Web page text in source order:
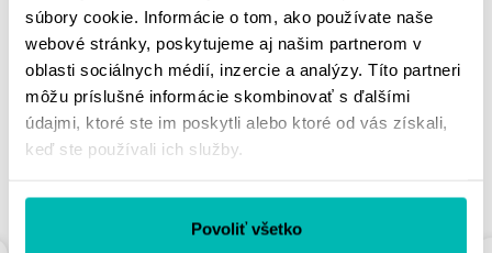
súbory cookie. Informácie o tom, ako používate naše
webové stránky, poskytujeme aj našim partnerom v
oblasti sociálnych médií, inzercie a analýzy. Títo partneri
môžu príslušné informácie skombinovať s ďalšími
údajmi, ktoré ste im poskytli alebo ktoré od vás získali,
keď ste používali ich služby.
Povoliť všetko
PÁČIŤ
PODOBNÉ PRODUKTY